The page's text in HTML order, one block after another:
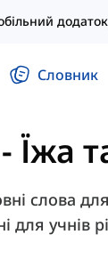
додаток
Словник
- Їжа
слова
для учнів